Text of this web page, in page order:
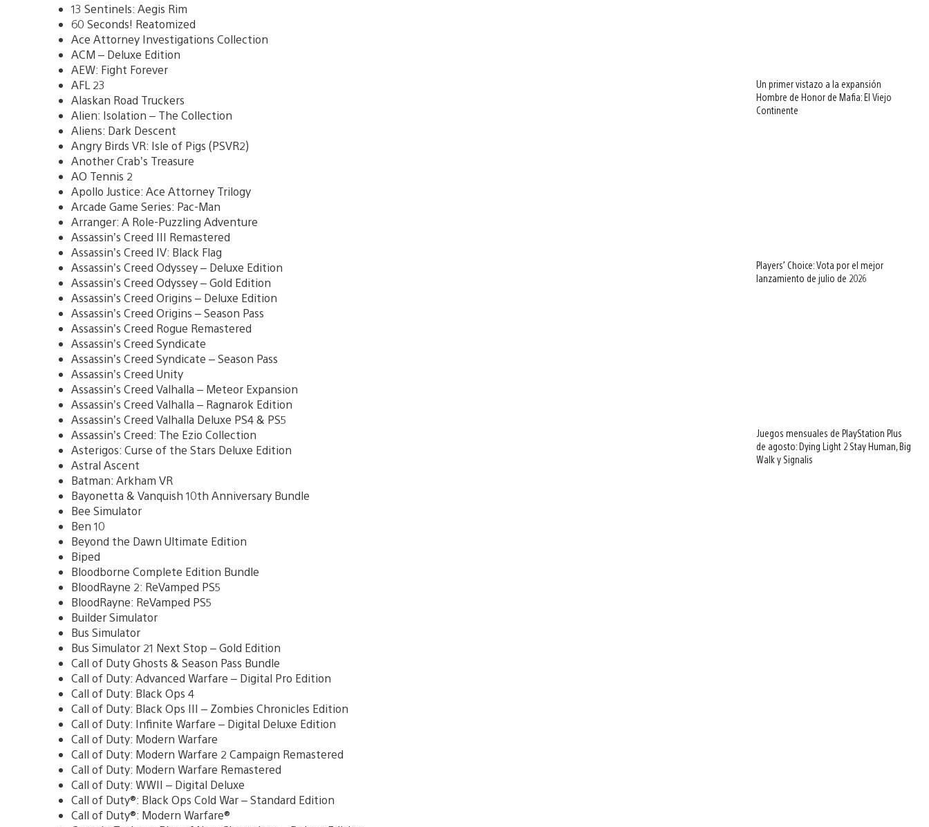
13 Sentinels: Aegis Rim
60 Seconds! Reatomized
Ace Attorney Investigations Collection
ACM – Deluxe Edition
AEW: Fight Forever
AFL 23
Alaskan Road Truckers
Alien: Isolation – The Collection
Aliens: Dark Descent
Angry Birds VR: Isle of Pigs (PSVR2)
Another Crab’s Treasure
AO Tennis 2
Apollo Justice: Ace Attorney Trilogy
Arcade Game Series: Pac-Man
Arranger: A Role-Puzzling Adventure
Assassin’s Creed III Remastered
Assassin’s Creed IV: Black Flag
Assassin’s Creed Odyssey – Deluxe Edition
Assassin’s Creed Odyssey – Gold Edition
Assassin’s Creed Origins – Deluxe Edition
Assassin’s Creed Origins – Season Pass
Assassin’s Creed Rogue Remastered
Assassin’s Creed Syndicate
Assassin’s Creed Syndicate – Season Pass
Assassin’s Creed Unity
Assassin’s Creed Valhalla – Meteor Expansion
Assassin’s Creed Valhalla – Ragnarok Edition
Assassin’s Creed Valhalla Deluxe PS4 & PS5
Assassin’s Creed: The Ezio Collection
Asterigos: Curse of the Stars Deluxe Edition
Astral Ascent
Batman: Arkham VR
Bayonetta & Vanquish 10th Anniversary Bundle
Bee Simulator
Ben 10
Beyond the Dawn Ultimate Edition
Biped
Bloodborne Complete Edition Bundle
BloodRayne 2: ReVamped PS5
BloodRayne: ReVamped PS5
Builder Simulator
Bus Simulator
Bus Simulator 21 Next Stop – Gold Edition
Call of Duty Ghosts & Season Pass Bundle
Call of Duty: Advanced Warfare – Digital Pro Edition
Call of Duty: Black Ops 4
Call of Duty: Black Ops III – Zombies Chronicles Edition
Call of Duty: Infinite Warfare – Digital Deluxe Edition
Call of Duty: Modern Warfare
Call of Duty: Modern Warfare 2 Campaign Remastered
Call of Duty: Modern Warfare Remastered
Call of Duty: WWII – Digital Deluxe
Call of Duty®: Black Ops Cold War – Standard Edition
Call of Duty®: Modern Warfare®
Un primer vistazo a la expansión
Hombre de Honor de Mafia: El Viejo
Continente
Players’ Choice: Vota por el mejor
lanzamiento de julio de 2026
Juegos mensuales de PlayStation Plus
de agosto: Dying Light 2 Stay Human, Big
Walk y Signalis